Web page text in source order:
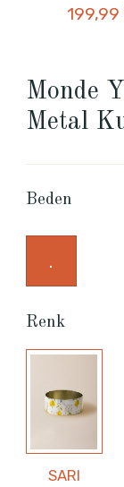
199,99
Monde
Metal
Beden
.
Renk
SARI